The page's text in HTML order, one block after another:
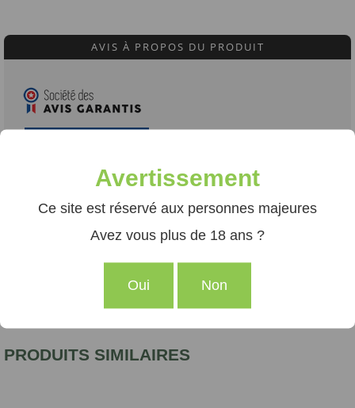
AVIS À PROPOS DU PRODUIT
10/10
Martial C.
PRODUITS SIMILAIRES
Avertissement
Ce site est réservé aux personnes majeures
Avez vous plus de 18 ans ?
Oui Non